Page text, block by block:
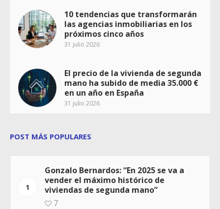
10 tendencias que transformarán
las agencias inmobiliarias en los
próximos cinco años
31 julio 2026
El precio de la vivienda de segunda
mano ha subido de media 35.000 €
en un año en España
31 julio 2026
POST MÁS POPULARES
1
Gonzalo Bernardos: “En 2025 se va a
vender el máximo histórico de
viviendas de segunda mano”
7